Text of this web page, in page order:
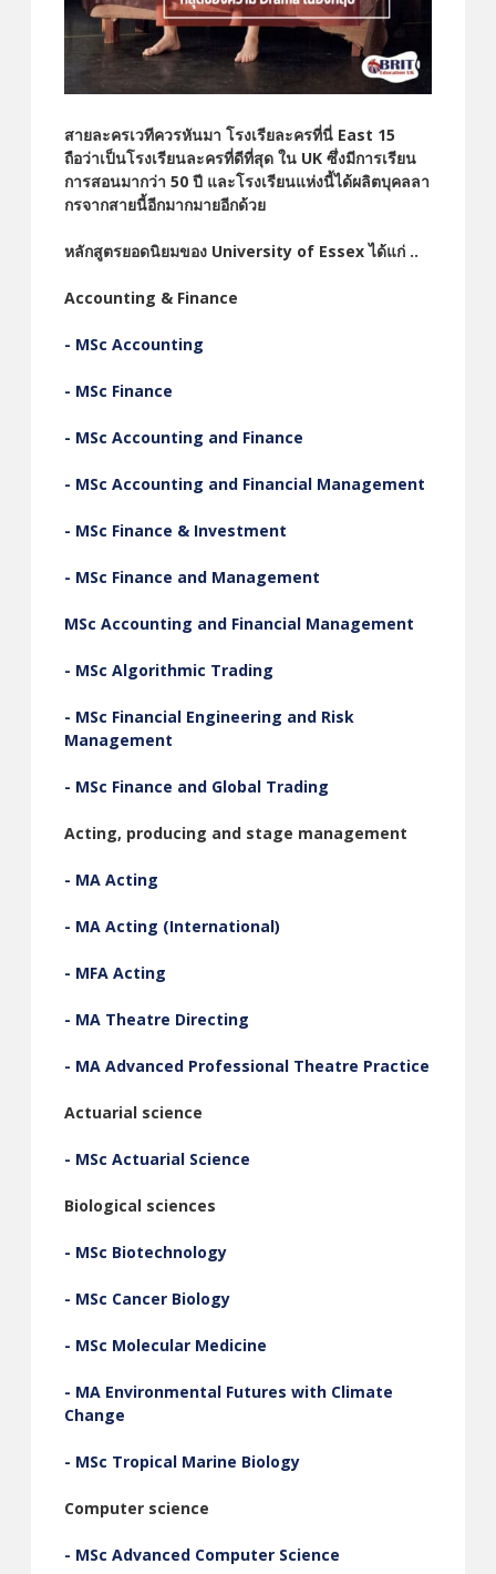
สายละครเวทีควรหันมา โรงเรียละครที่นี่ East 15
ถือว่าเป็นโรงเรียนละครที่ดีที่สุด ใน UK ซึ่งมีการเรียน
การสอนมากว่า 50 ปี และโรงเรียนแห่งนี้ได้ผลิตบุคลลา
กรจากสายนี้อีกมากมายอีกด้วย
หลักสูตรยอดนิยมของ University of Essex ได้แก่ ..
Accounting & Finance
- MSc Accounting
- MSc Finance
- MSc Accounting and Finance
- MSc Accounting and Financial Management
- MSc Finance & Investment
- MSc Finance and Management
MSc Accounting and Financial Management
- MSc Algorithmic Trading
- MSc Financial Engineering and Risk
Management
- MSc Finance and Global Trading
Acting, producing and stage management
- MA Acting
- MA Acting (International)
- MFA Acting
- MA Theatre Directing
- MA Advanced Professional Theatre Practice
Actuarial science
- MSc Actuarial Science
Biological sciences
- MSc Biotechnology
- MSc Cancer Biology
- MSc Molecular Medicine
- MA Environmental Futures with Climate
Change
- MSc Tropical Marine Biology
Computer science
- MSc Advanced Computer Science